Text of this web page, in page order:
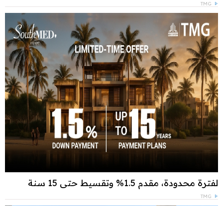
TMG
لفترة محدودة، مقدم 1.5% وتقسيط حتى 15 سنة
TMG